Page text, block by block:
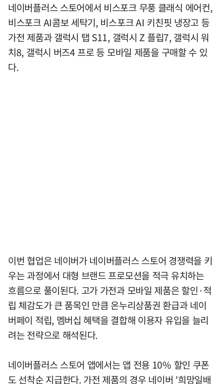
네이버플러스 스토어에서 비스포크 무풍 클래식 에어컨,
비스포크 AI콤보 세탁기, 비스포크 AI 키친핏 냉장고 등
가전 제품과 갤럭시 탭 S11, 갤럭시 Z 플립7, 갤럭시 워
치8, 갤럭시 버즈4 프로 등 모바일 제품을 구매할 수 있
다.
이번 협업은 네이버가 네이버플러스 스토어 경쟁력을 키
우는 과정에서 대형 브랜드 프로모션을 적극 유치하는
흐름으로 풀이된다. 고가 가전과 모바일 제품은 할인·적
립 체감도가 큰 품목인 만큼 온누리상품권 환급과 네이
버페이 적립, 멤버십 혜택을 결합해 이용자 유입을 늘리
려는 전략으로 해석된다.
네이버플러스 스토어 앱에서는 앱 전용 10% 할인 쿠폰
도 선착순 지급한다. 가전 제품의 경우 네이버 '희망일배